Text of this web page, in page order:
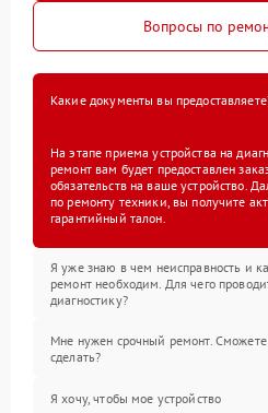
Вопросы по
Какие документы вы
На этапе приема устройства на
ремонт вам будет предоставлен
обязательств на ваше устройство.
по ремонту техники, вы получите
гарантийный талон.
Я уже знаю в чем неисправность и
ремонт необходим. Для чего
диагностику?
Мне нужен срочный ремонт. Сможете
сделать?
Я хочу, чтобы мое устройство